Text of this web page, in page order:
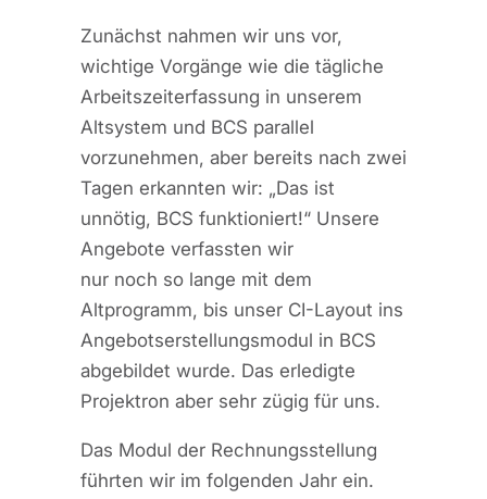
Zunächst nahmen wir uns vor,
wichtige Vorgänge wie die tägliche
Arbeitszeiterfassung in unserem
Altsystem und BCS parallel
vorzunehmen, aber bereits nach zwei
Tagen erkannten wir: „Das ist
unnötig, BCS funktioniert!“ Unsere
Angebote verfassten wir
nur noch so lange mit dem
Altprogramm, bis unser CI-Layout ins
Angebotserstellungsmodul in BCS
abgebildet wurde. Das erledigte
Projektron aber sehr zügig für uns.
Das Modul der Rechnungsstellung
führten wir im folgenden Jahr ein.